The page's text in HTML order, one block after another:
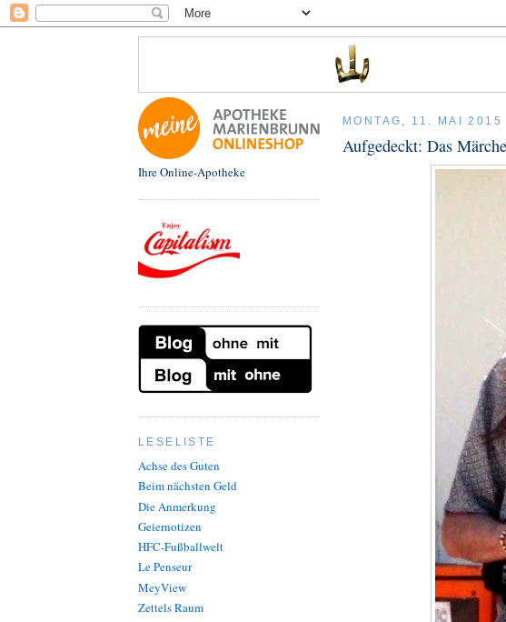
Ihre Online-Apotheke
LESELISTE
Achse des Guten
Beim nächsten Geld
Die Anmerkung
Geiernotizen
HFC-Fußballwelt
Le Penseur
MeyView
Zettels Raum
MONTAG, 11. MAI 2015
Aufgedeckt: Das